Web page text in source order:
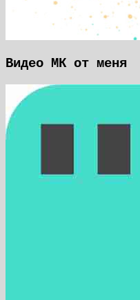
Видео МК от меня